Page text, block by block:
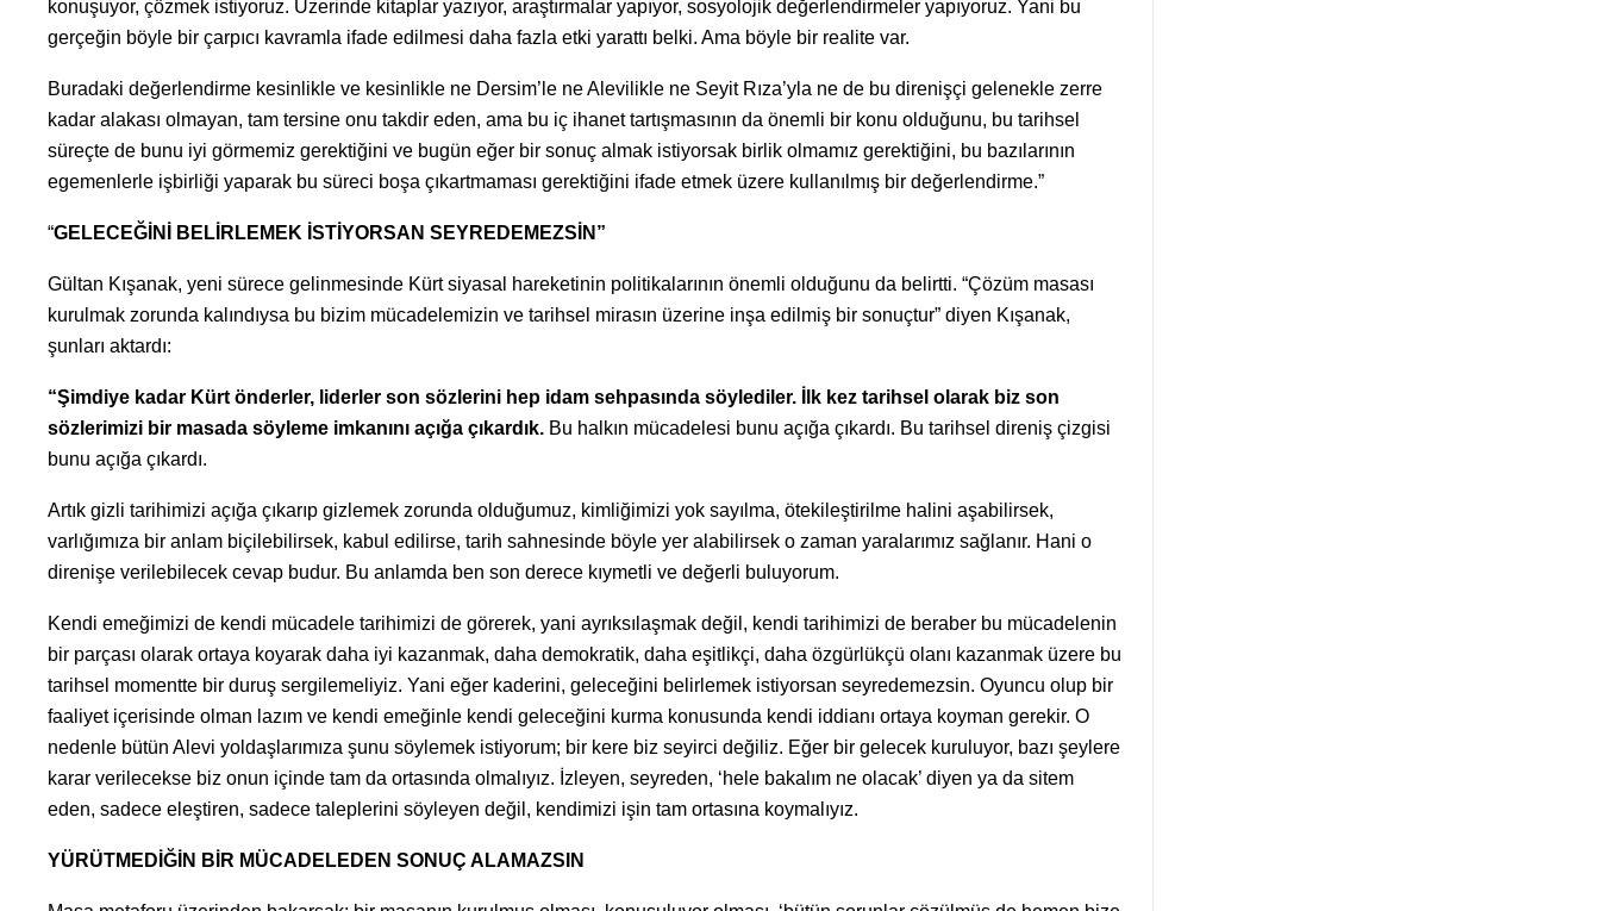
konuşuyor, çözmek istiyoruz. Üzerinde kitaplar yazıyor, araştırmalar yapıyor, sosyolojik değerlendirmeler yapıyoruz. Yani bu
gerçeğin böyle bir çarpıcı kavramla ifade edilmesi daha fazla etki yarattı belki. Ama böyle bir realite var.
Buradaki değerlendirme kesinlikle ve kesinlikle ne Dersim’le ne Alevilikle ne Seyit Rıza’yla ne de bu direnişçi gelenekle zerre
kadar alakası olmayan, tam tersine onu takdir eden, ama bu iç ihanet tartışmasının da önemli bir konu olduğunu, bu tarihsel
süreçte de bunu iyi görmemiz gerektiğini ve bugün eğer bir sonuç almak istiyorsak birlik olmamız gerektiğini, bu bazılarının
egemenlerle işbirliği yaparak bu süreci boşa çıkartmaması gerektiğini ifade etmek üzere kullanılmış bir değerlendirme.”
“GELECEĞİNİ BELİRLEMEK İSTİYORSAN SEYREDEMEZSİN”
Gültan Kışanak, yeni sürece gelinmesinde Kürt siyasal hareketinin politikalarının önemli olduğunu da belirtti. “Çözüm masası
kurulmak zorunda kalındıysa bu bizim mücadelemizin ve tarihsel mirasın üzerine inşa edilmiş bir sonuçtur” diyen Kışanak,
şunları aktardı:
“Şimdiye kadar Kürt önderler, liderler son sözlerini hep idam sehpasında söylediler. İlk kez tarihsel olarak biz son
sözlerimizi bir masada söyleme imkanını açığa çıkardık.Bu halkın mücadelesi bunu açığa çıkardı. Bu tarihsel direniş çizgisi
bunu açığa çıkardı.
Artık gizli tarihimizi açığa çıkarıp gizlemek zorunda olduğumuz, kimliğimizi yok sayılma, ötekileştirilme halini aşabilirsek,
varlığımıza bir anlam biçilebilirsek, kabul edilirse, tarih sahnesinde böyle yer alabilirsek o zaman yaralarımız sağlanır. Hani o
direnişe verilebilecek cevap budur. Bu anlamda ben son derece kıymetli ve değerli buluyorum.
Kendi emeğimizi de kendi mücadele tarihimizi de görerek, yani ayrıksılaşmak değil, kendi tarihimizi de beraber bu mücadelenin
bir parçası olarak ortaya koyarak daha iyi kazanmak, daha demokratik, daha eşitlikçi, daha özgürlükçü olanı kazanmak üzere bu
tarihsel momentte bir duruş sergilemeliyiz. Yani eğer kaderini, geleceğini belirlemek istiyorsan seyredemezsin. Oyuncu olup bir
faaliyet içerisinde olman lazım ve kendi emeğinle kendi geleceğini kurma konusunda kendi iddianı ortaya koyman gerekir. O
nedenle bütün Alevi yoldaşlarımıza şunu söylemek istiyorum; bir kere biz seyirci değiliz. Eğer bir gelecek kuruluyor, bazı şeylere
karar verilecekse biz onun içinde tam da ortasında olmalıyız. İzleyen, seyreden, ‘hele bakalım ne olacak’ diyen ya da sitem
eden, sadece eleştiren, sadece taleplerini söyleyen değil, kendimizi işin tam ortasına koymalıyız.
YÜRÜTMEDİĞİN BİR MÜCADELEDEN SONUÇ ALAMAZSIN